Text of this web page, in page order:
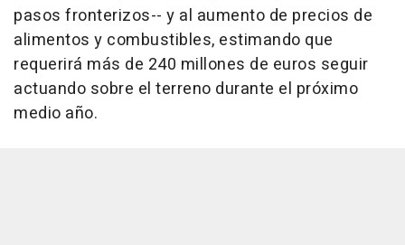
pasos fronterizos-- y al aumento de precios de
alimentos y combustibles, estimando que
requerirá más de 240 millones de euros seguir
actuando sobre el terreno durante el próximo
medio año.